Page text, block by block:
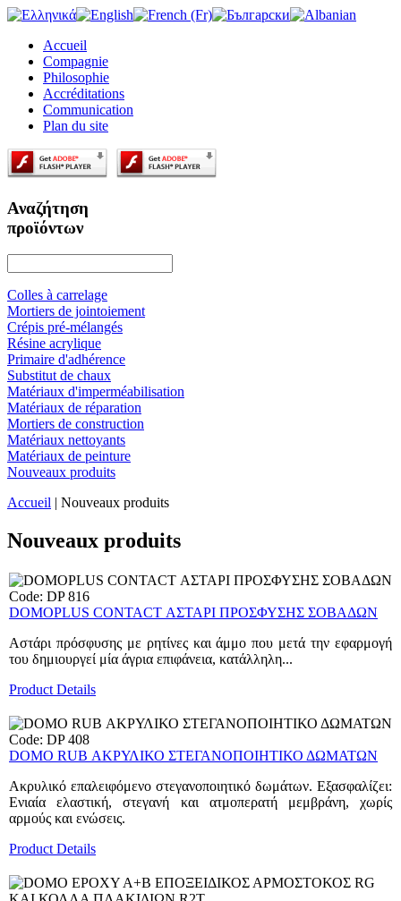
Accueil
Compagnie
Philosophie
Accréditations
Communication
Plan du site
Αναζήτηση
προϊόντων
Colles à carrelage
Mortiers de jointoiement
Crépis pré-mélangés
Résine acrylique
Primaire d'adhérence
Substitut de chaux
Matériaux d'imperméabilisation
Matériaux de réparation
Mortiers de construction
Matériaux nettoyants
Matériaux de peinture
Nouveaux produits
Accueil | Nouveaux produits
Nouveaux produits
Code: DP 816
DOMOPLUS CONTACT ΑΣΤΑΡΙ ΠΡΟΣΦΥΣΗΣ ΣΟΒΑΔΩΝ
Αστάρι πρόσφυσης με ρητίνες και άμμο που μετά την εφαρμογή
του δημιουργεί μία άγρια επιφάνεια, κατάλληλη...
Product Details
Code: DP 408
DOMO RUB ΑΚΡΥΛΙΚΟ ΣΤΕΓΑΝΟΠΟΙΗΤΙΚΟ ΔΩΜΑΤΩΝ
Ακρυλικό επαλειφόμενο στεγανοποιητικό δωμάτων. Εξασφαλίζει:
Ενιαία ελαστική, στεγανή και ατμοπερατή μεμβράνη, χωρίς
αρμούς και ενώσεις.
Product Details